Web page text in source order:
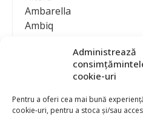
Administrează
cookie-uri
Pentru a oferi cea mai bună
cookie-uri, pentru a stoca și/sau
Ambarella
Ambiq
Analog Devices
Anritsu Corporation
Ansys
APS